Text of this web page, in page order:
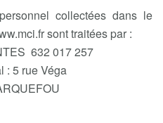
collectées dans le
sont traitées par :
632 017 257
: 5 rue Véga